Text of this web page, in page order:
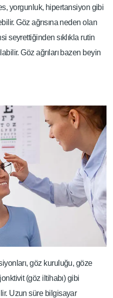
yorgunluk, hipertansiyon gibi
Göz ağrısına neden olan
seyrettiğinden sıklıkla rutin
Göz ağrıları bazen beyin
göz kuruluğu, göze
(göz iltihabı) gibi
Uzun süre bilgisayar